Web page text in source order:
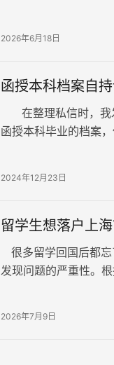
2026年6月18日
函授本科档案自持
在整理私信时，我
函授本科毕业的档案
2024年12月23日
留学生想落户上
很多留学回国后都
发现问题的严重性。
2026年7月9日